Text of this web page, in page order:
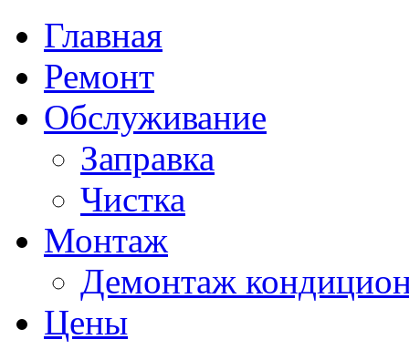
Главная
Ремонт
Обслуживание
Заправка
Чистка
Монтаж
Демонтаж
Цены